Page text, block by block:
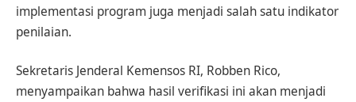
implementasi program juga menjadi salah satu indikator
penilaian.
Sekretaris Jenderal Kemensos RI, Robben Rico,
menyampaikan bahwa hasil verifikasi ini akan menjadi